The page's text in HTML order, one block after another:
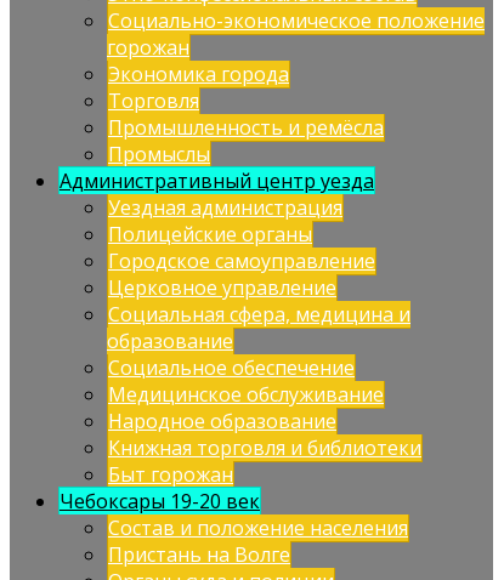
Социально-экономическое положение
горожан
Экономика города
Торговля
Промышленность и ремёсла
Промыслы
Административный центр уезда
Уездная администрация
Полицейские органы
Городское самоуправление
Церковное управление
Социальная сфера, медицина и
образование
Социальное обеспечение
Медицинское обслуживание
Народное образование
Книжная торговля и библиотеки
Быт горожан
Чебоксары 19-20 век
Состав и положение населения
Пристань на Волге